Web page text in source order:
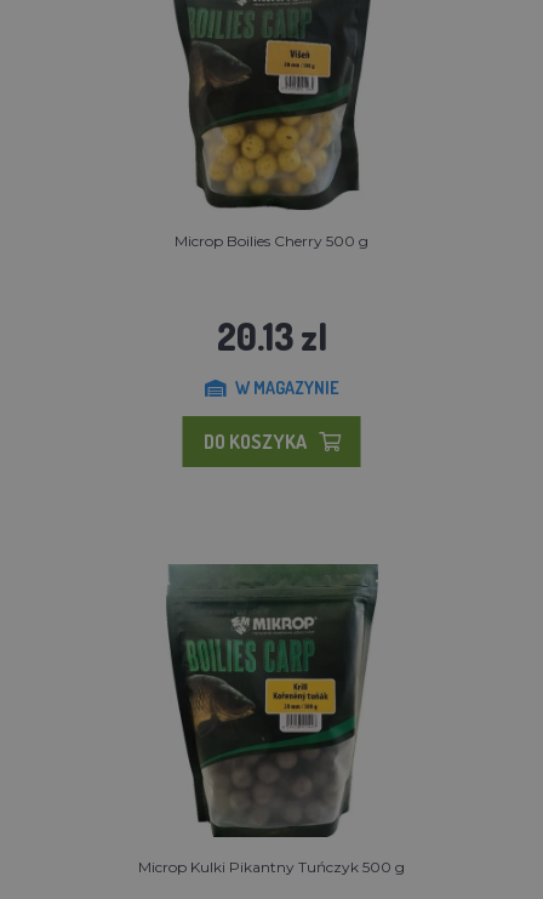
Microp Boilies Cherry 500 g
20.13 zl
W MAGAZYNIE
DO KOSZYKA
Microp Kulki Pikantny Tuńczyk 500 g